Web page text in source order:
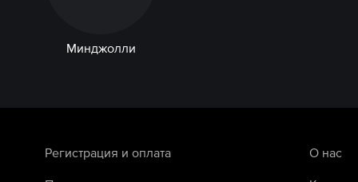
Минджолли
Регистрация и оплата О нас